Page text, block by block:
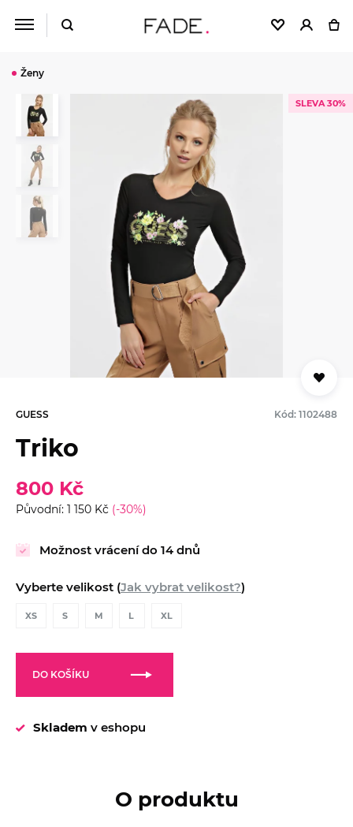
Ženy
SLEVA 30%
GUESS Kód: 1102488
Triko
800 Kč
Původní: 1 150 Kč (-30%)
Možnost vrácení do 14 dnů
Vyberte velikost (Jak vybrat velikost?)
XS S M L XL
DO KOŠÍKU
Skladem v eshopu
O produktu